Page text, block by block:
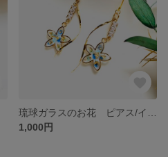
1,000円